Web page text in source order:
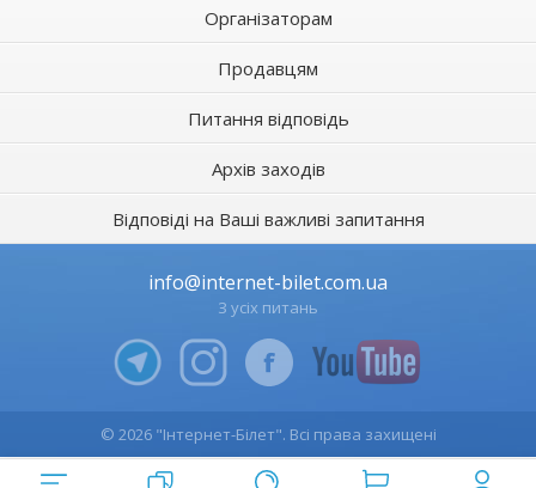
Організаторам
Продавцям
Питання відповідь
Архів заходів
Відповіді на Ваші важливі запитання
info@internet-bilet.com.ua
З усіх питань
© 2026 "Інтернет-Білет". Всі права захищені